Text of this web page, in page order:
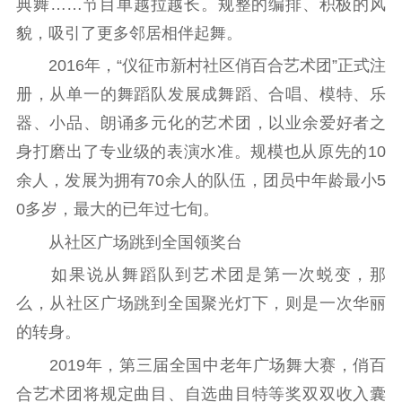
新闻出版
精品出版 全民阅读
出版监管
扫黄打非
电影工作
电影创作 电影市场
机关党建
党建要闻 学习在线
文化人才
数据资源
典舞……节目单越拉越长。规整的编排、积极的风
貌，吸引了更多邻居相伴起舞。
2016年，“仪征市新村社区俏百合艺术团”正式注
册，从单一的舞蹈队发展成舞蹈、合唱、模特、乐
器、小品、朗诵多元化的艺术团，以业余爱好者之
身打磨出了专业级的表演水准。规模也从原先的10
余人，发展为拥有70余人的队伍，团员中年龄最小5
0多岁，最大的已年过七旬。
从社区广场跳到全国领奖台
如果说从舞蹈队到艺术团是第一次蜕变，那
么，从社区广场跳到全国聚光灯下，则是一次华丽
的转身。
2019年，第三届全国中老年广场舞大赛，俏百
合艺术团将规定曲目、自选曲目特等奖双双收入囊